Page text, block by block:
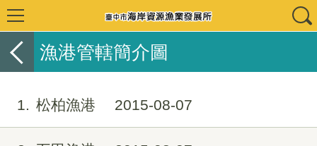
漁港管轄簡介圖
1 松柏漁港 2015-08-07